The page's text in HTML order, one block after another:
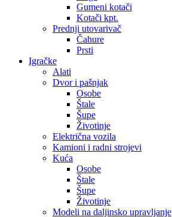
Gumeni kotači
Kotači kpt.
Prednji utovarivač
Čahure
Prsti
Igračke
Alati
Dvor i pašnjak
Osobe
Štale
Šupe
Životinje
Električna vozila
Kamioni i radni strojevi
Kuća
Osobe
Štale
Šupe
Životinje
Modeli na daljinsko upravljanje